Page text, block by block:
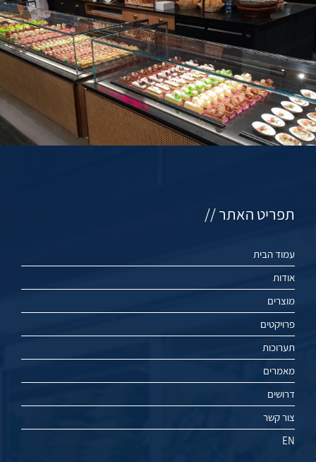
תפריט האתר //
עמוד הבית
אודות
מוצרים
פרויקטים
תערוכות
מאמרים
דרושים
צור קשר
EN